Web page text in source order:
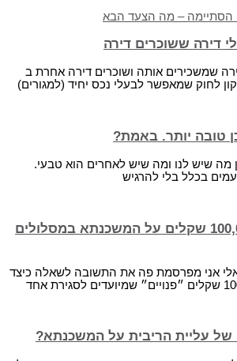
דירה ששוכרים דירה
שמשכירים אותה ושוכרים דירה אחרת ב
טובה יותר. באמת?
מה שיש לנו ומה שיש לאחרים הוא טבעי.
בכלל בלי להרגיש
השפעת סגירת 100,000 שקלים על המשכנתא במסלולים
אני מפרסמת פה את התשובה לשאלה כיצד
עליית הריבית על המשכנתא?